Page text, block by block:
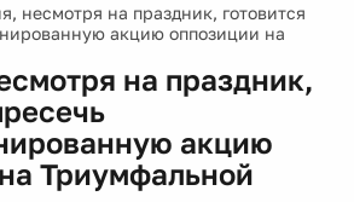
несмотря на праздник, готовится
акцию оппозиции на
на праздник,
акцию
Триумфальной